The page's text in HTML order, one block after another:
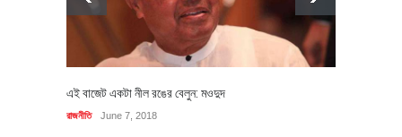
এই বাজেট একটা নীল রঙের বেলুন: মওদুদ
রাজনীতি June 7, 2018